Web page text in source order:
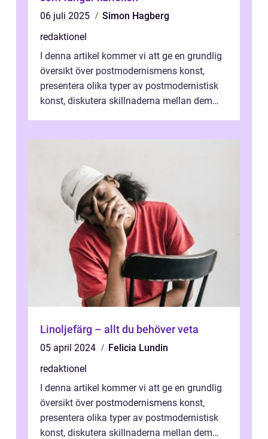
06 juli 2025
Simon Hagberg
redaktionel
I denna artikel kommer vi att ge en grundlig
översikt över postmodernismens konst,
presentera olika typer av postmodernistisk
konst, diskutera skillnaderna mellan dem
Linoljefärg – allt du behöver veta
05 april 2024
Felicia Lundin
redaktionel
I denna artikel kommer vi att ge en grundlig
översikt över postmodernismens konst,
presentera olika typer av postmodernistisk
konst, diskutera skillnaderna mellan dem